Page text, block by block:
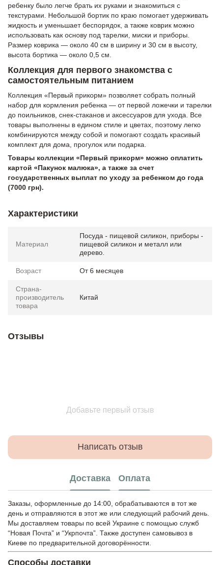
ребенку было легче брать их руками и знакомиться с
текстурами. Небольшой бортик по краю помогает удерживать
жидкость и уменьшает беспорядок, а также коврик можно
использовать как основу под тарелки, миски и приборы.
Размер коврика — около 40 см в ширину и 30 см в высоту,
высота бортика — около 0,5 см.
Коллекция для первого знакомства с
самостоятельным питанием
Коллекция «Первый прикорм» позволяет собрать полный
набор для кормления ребенка — от первой ложечки и тарелки
до поильников, снек-стаканов и аксессуаров для ухода. Все
товары выполнены в едином стиле и цветах, поэтому легко
комбинируются между собой и помогают создать красивый
комплект для дома, прогулок или подарка.
Товары коллекции «Первый прикорм» можно оплатить
картой «Пакунок малюка», а также за счет
государственных выплат по уходу за ребенком до года
(7000 грн).
Характеристики
Материал
Посуда - пищевой силикон, приборы -
пищевой силикон и металл или
дерево.
Возраст От 6 месяцев
Страна-
производитель
товара
Китай
Отзывы
Добавьте первый отзыв
Написать отзыв
Доставка Оплата
Заказы, оформленные до 14:00, обрабатываются в тот же
день и отправляются в этот же или следующий рабочий день.
Мы доставляем товары по всей Украине с помощью служб
“Новая Почта” и “Укрпочта”. Также доступен самовывоз в
Киеве по предварительной договорённости.
Способы доставки